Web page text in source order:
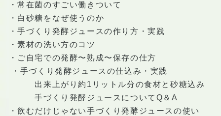
・常在菌のすごい働きついて
・白砂糖をなぜ使うのか
・手づくり発酵ジュースの作り方・実践
・素材の洗い方のコツ
・ご自宅での発酵〜熟成〜保存の仕方
・手づくり発酵ジュースの仕込み・実践
出来上がり約1リットル分の食材と砂糖込み
手づくり発酵ジュースについてQ＆A
・飲むだけじゃない手づくり発酵ジュースの使い